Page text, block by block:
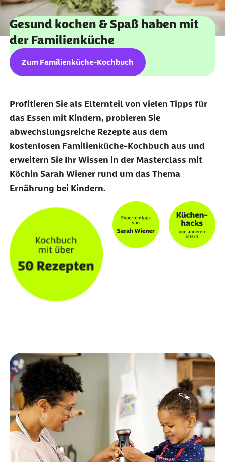
Gesund kochen & Spaß haben mit
der Familienküche
Zum Familienküche-Kochbuch
Profitieren Sie als Elternteil von vielen Tipps für
das Essen mit Kindern, probieren Sie
abwechslungsreiche Rezepte aus dem
kostenlosen Familienküche-Kochbuch aus und
erweitern Sie Ihr Wissen in der Masterclass mit
Köchin Sarah Wiener rund um das Thema
Ernährung bei Kindern.